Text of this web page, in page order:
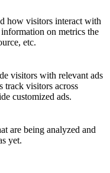
how visitors interact with
on metrics the
etc.
visitors with relevant ads
track visitors across
customized ads.
are being analyzed and
yet.